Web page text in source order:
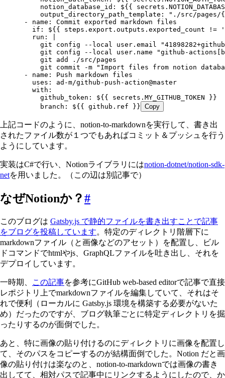
          notion_database_id
:
${{
          output_directory_path_template
: " ./src/pages/
      -
name :
Commit exported markdown files
        if
:
${{ steps.export.outputs.exported_count
        run
:
git config --local user.email
git config --local user.name "github-
          git add ./src/pages
git commit -m "Import files from notion
      -
name :
Push markdown files
        uses
:
ad-m/github-push-action@master
        with
:
          github_token
:
${{ secrets.MY_GITHUB_TOKEN }}
          branch
: ${{ github.ref }} Copy
上記コードのように、notion-to-markdownを実行して、書き出
されたファイル数が１つでもあればコミット＆プッシュを行う
ようにしています。
実装はC#で行い、Notionライブラリにはnotion-dotnet/notion-sdk-
netを用いました。（この辺は別記事で）
なぜNotionか？#
このブログは Gatsby.js で静的ファイルを書き出すことで記事
をブログを投稿しています。特定のディレクトリ階層下に
markdownファイル（と画像などのアセット）を配置し、ビル
ドコマンドでhtmlやjs、GraphQLファイルを吐き出し、それを
デプロイしています。
一時期、 この記事を参考にGitHub web-based editorで記事で直接
レポジトリ上でmarkdownファイルを編集していて、それはそ
れで便利（ローカルに Gatsby.js 環境を構築する必要がないた
め）だったのですが、ブログ執筆ごとに特定ディレクトリを掘
ったりするのが面倒でした。
あと、特に画像の貼り付けるのにディレクトリに画像を配置し
て、そのパスをコピーするのが結構面倒でした。Notion だと画
像の貼り付けは楽なのと、notion-to-markdownでは画像の書き
出してて、相対パスで記事中にリンクするようにしたので、か